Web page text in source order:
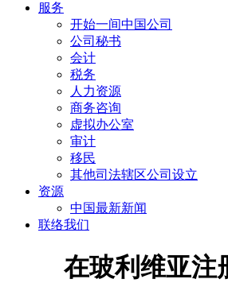
服务
开始一间中国公司
公司秘书
会计
税务
人力资源
商务咨询
虚拟办公室
审计
移民
其他司法辖区公司设立
资源
中国最新新闻
联络我们
在玻利维亚注